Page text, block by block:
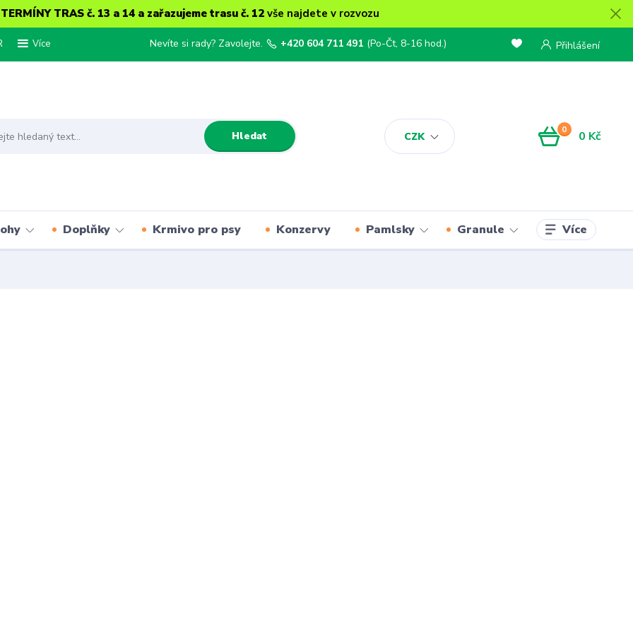
TRAS č. 13 a 14 a zařazujeme trasu č. 12 vše najdete v rozvozu
Více
CZK
Přihlášení
Hledat
Nevíte si rady? Zavolejte. +420 604 711 491 (Po-Čt, 8-16 hod.)
0 0 Kč
Doplňky Krmivo pro psy Konzervy Pamlsky Granule Více